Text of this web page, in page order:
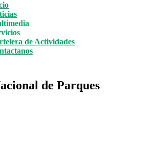
de Actividades
de Parques